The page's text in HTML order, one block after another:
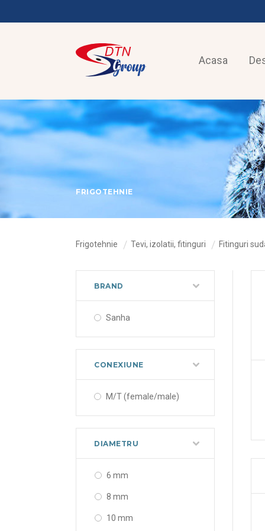
Acasa
FRIGOTEHNIE
Frigotehnie Tevi, izolatii, fitinguri Fitinguri
BRAND
Sanha
CONEXIUNE
M/T (female/male)
DIAMETRU
6 mm
8 mm
10 mm